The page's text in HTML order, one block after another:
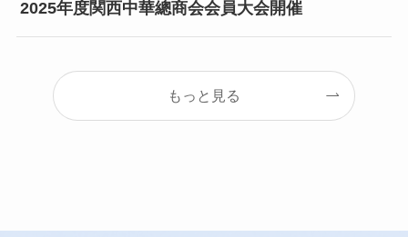
2025年度関西中華總商会会員大会開催
もっと見る